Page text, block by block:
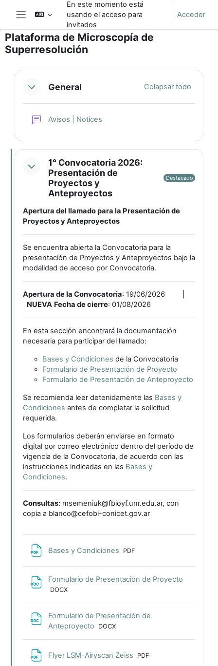
Salta al contenido principalEn este momento está
usando el acceso para
invitados
Acceder
Plataforma de Microscopía de
Superresolución
Perfilado de sección
General Colapsar todo
Avisos | Notices
1° Convocatoria 2026:
Presentación de
Proyectos y
Anteproyectos
Destacado
Apertura del llamado para la Presentación de
Proyectos y Anteproyectos
Se encuentra abierta la Convocatoria para la
presentación de Proyectos y Anteproyectos bajo la
modalidad de acceso por Convocatoria.
Apertura de la Convocatoria: 19/06/2026 |
NUEVA Fecha de cierre: 01/08/2026
En esta sección encontrará la documentación
necesaria para participar del llamado:
Bases y Condiciones de la Convocatoria
Formulario de Presentación de Proyecto
Formulario de Presentación de Anteproyecto
Se recomienda leer detenidamente las Bases y
Condiciones antes de completar la solicitud
requerida.
Los formularios deberán enviarse en formato
digital por correo electrónico dentro del período de
vigencia de la Convocatoria, de acuerdo con las
instrucciones indicadas en las Bases y
Condiciones.
Consultas: msemeniuk@fbioyf.unr.edu.ar, con
copia a blanco@cefobi-conicet.gov.ar
Bases y Condiciones Archivo
PDF
Formulario de Presentación de Proyecto
DOCX
Formulario de Presentación de
Anteproyecto Archivo
DOCX
Flyer LSM-Airyscan Zeiss Archivo
PDF